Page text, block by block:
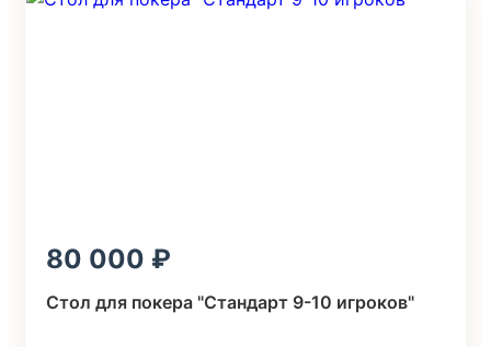
80 000
Стол для покера "Стандарт 9-10 игроков"